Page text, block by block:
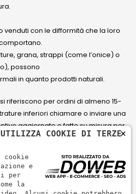
venduti con le difformità che la loro
grana, strappi (come l’onice) o
possono
in quanto prodotti naturali.
riferiscono per ordini di almeno 15-
inferiori chiamare o inviare una
aggiornato e fatto su misura per
Visa, Visa Electron, Maestro,
PayPal. PayPal serve per pagare,
pagamenti in modo rapido,
×
UTILIZZA COOKIE DI TERZE
e
per
la